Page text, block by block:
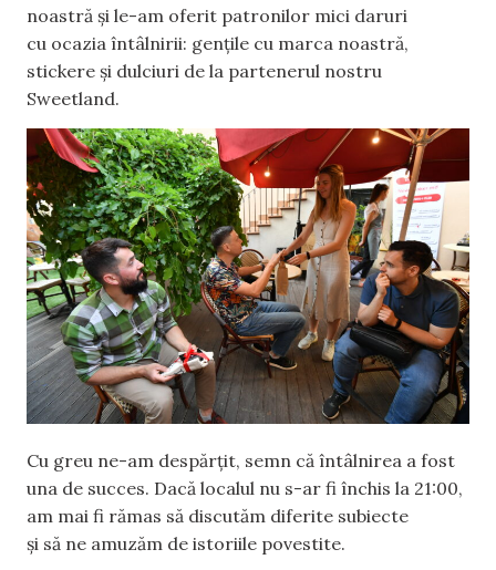
noastră și le-am oferit patronilor mici daruri
cu ocazia întâlnirii: gențile cu marca noastră,
stickere și dulciuri de la partenerul nostru
Sweetland.
Cu greu ne-am despărțit, semn că întâlnirea a fost
una de succes. Dacă localul nu s-ar fi închis la 21:00,
am mai fi rămas să discutăm diferite subiecte
și să ne amuzăm de istoriile povestite.